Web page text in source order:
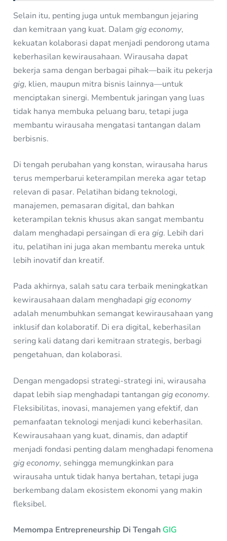
Selain itu, penting juga untuk membangun jejaring
dan kemitraan yang kuat. Dalamgig economy,
kekuatan kolaborasi dapat menjadi pendorong utama
keberhasilan kewirausahaan. Wirausaha dapat
bekerja sama dengan berbagai pihak—baik itu pekerja
gig, klien, maupun mitra bisnis lainnya—untuk
menciptakan sinergi. Membentuk jaringan yang luas
tidak hanya membuka peluang baru, tetapi juga
membantu wirausaha mengatasi tantangan dalam
berbisnis.
Di tengah perubahan yang konstan, wirausaha harus
terus memperbarui keterampilan mereka agar tetap
relevan di pasar. Pelatihan bidang teknologi,
manajemen, pemasaran digital, dan bahkan
keterampilan teknis khusus akan sangat membantu
dalam menghadapi persaingan di eragig. Lebih dari
itu, pelatihan ini juga akan membantu mereka untuk
lebih inovatif dan kreatif.
Pada akhirnya, salah satu cara terbaik meningkatkan
kewirausahaan dalam menghadapigig economy
adalah menumbuhkan semangat kewirausahaan yang
inklusif dan kolaboratif. Di era digital, keberhasilan
sering kali datang dari kemitraan strategis, berbagi
pengetahuan, dan kolaborasi.
Dengan mengadopsi strategi-strategi ini, wirausaha
dapat lebih siap menghadapi tantangangig economy.
Fleksibilitas, inovasi, manajemen yang efektif, dan
pemanfaatan teknologi menjadi kunci keberhasilan.
Kewirausahaan yang kuat, dinamis, dan adaptif
menjadi fondasi penting dalam menghadapi fenomena
gig economy, sehingga memungkinkan para
wirausaha untuk tidak hanya bertahan, tetapi juga
berkembang dalam ekosistem ekonomi yang makin
fleksibel.
Memompa Entrepreneurship Di Tengah GIG